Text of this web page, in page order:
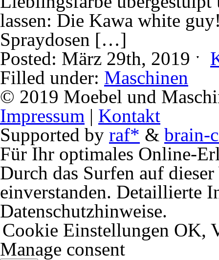
lassen: Die Kawa white
Spraydosen […]
Posted: März 29th, 2019 ˑ
Filled under: Maschinen
© 2019 Moebel und
Impressum | Kontakt
Supported by raf* & brain-
Für Ihr optimales Online-
Durch das Surfen auf
einverstanden. Detaillierte
Datenschutzhinweise.
Cookie Einstellungen OK,
Manage consent